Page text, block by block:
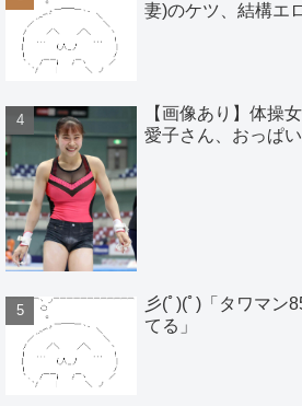
妻)のケツ、結構エ
【画像あり】体操
愛子さん、おっぱ
彡(ﾟ)(ﾟ)「タワマン
てる」